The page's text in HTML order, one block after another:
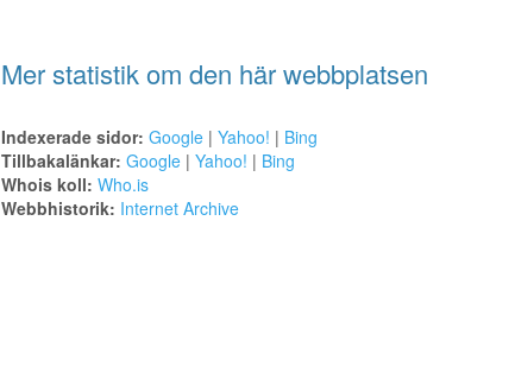
Mer statistik om den här webbplatsen
Indexerade sidor: Google| Yahoo! | Bing
Tillbakalänkar: Google| Yahoo! | Bing
Whois koll: Who.is
Webbhistorik: Internet Archive